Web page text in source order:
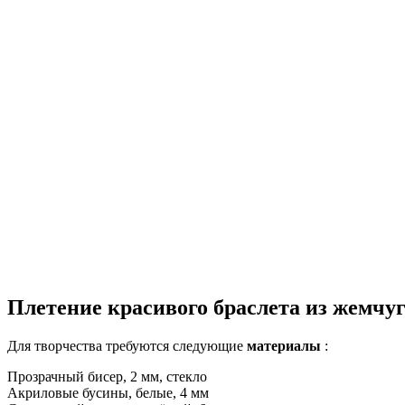
Плетение красивого браслета из
Для творчества требуются следующие материалы :
Прозрачный бисер, 2 мм, стекло
Акриловые бусины, белые, 4 мм